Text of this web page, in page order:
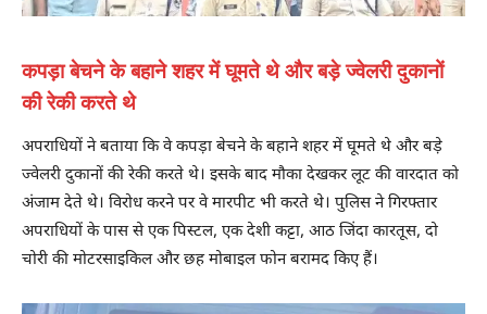
कपड़ा बेचने के बहाने शहर में घूमते थे और बड़े ज्वेलरी दुकानों
की रेकी करते थे
अपराधियों ने बताया कि वे कपड़ा बेचने के बहाने शहर में घूमते थे और बड़े
ज्वेलरी दुकानों की रेकी करते थे। इसके बाद मौका देखकर लूट की वारदात को
अंजाम देते थे। विरोध करने पर वे मारपीट भी करते थे। पुलिस ने गिरफ्तार
अपराधियों के पास से एक पिस्टल, एक देशी कट्टा, आठ जिंदा कारतूस, दो
चोरी की मोटरसाइकिल और छह मोबाइल फोन बरामद किए हैं।